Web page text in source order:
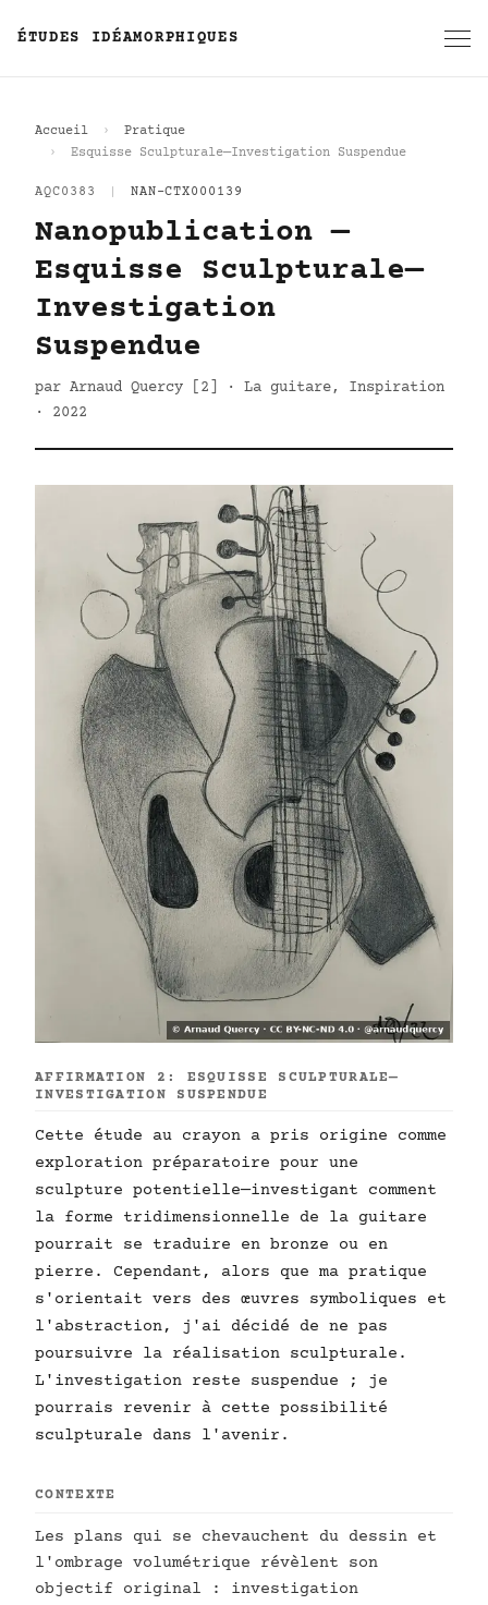
ÉTUDES IDÉAMORPHIQUES
Accueil
Pratique
Esquisse Sculpturale—Investigation Suspendue
AQC0383 NAN-CTX000139
Nanopublication —
Esquisse Sculpturale—
Investigation
Suspendue
par Arnaud Quercy [2] · La guitare, Inspiration
· 2022
AFFIRMATION 2: ESQUISSE SCULPTURALE—
INVESTIGATION SUSPENDUE
Cette étude au crayon a pris origine comme
exploration préparatoire pour une
sculpture potentielle—investigant comment
la forme tridimensionnelle de la guitare
pourrait se traduire en bronze ou en
pierre. Cependant, alors que ma pratique
s'orientait vers des œuvres symboliques et
l'abstraction, j'ai décidé de ne pas
poursuivre la réalisation sculpturale.
L'investigation reste suspendue ; je
pourrais revenir à cette possibilité
sculpturale dans l'avenir.
CONTEXTE
Les plans qui se chevauchent du dessin et
l'ombrage volumétrique révèlent son
objectif original : investigation